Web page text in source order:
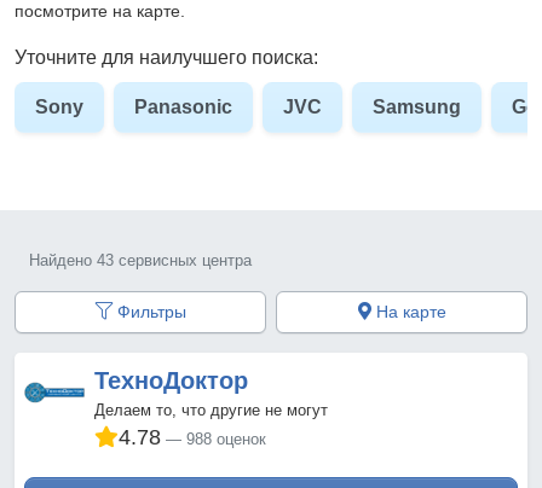
посмотрите на карте.
Уточните для наилучшего поиска:
Sony Panasonic JVC Samsung
Найдено 43 сервисных центра
Фильтры На карте
ТехноДоктор
Делаем то, что другие не могут
4.78 988 оценок